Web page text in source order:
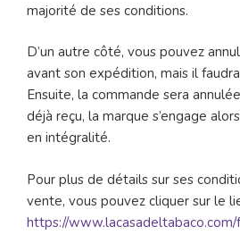
majorité de ses conditions.
D’un autre côté, vous pouvez
avant son expédition, mais il
Ensuite, la commande sera
déjà reçu, la marque s’engage
en intégralité.
Pour plus de détails sur ses
vente, vous pouvez cliquer sur le
https://